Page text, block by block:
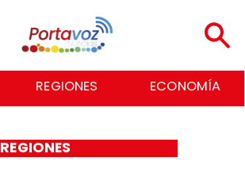
ECONOMÍA DEPORTES
REGIONES